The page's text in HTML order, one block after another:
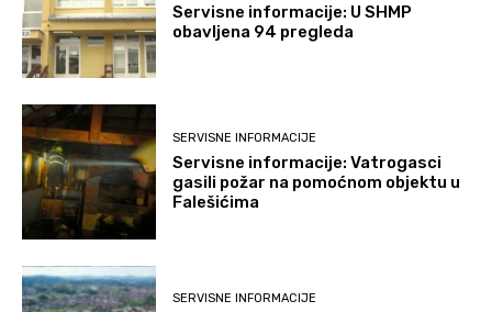
Servisne informacije: U SHMP
obavljena 94 pregleda
SERVISNE INFORMACIJE
Servisne informacije: Vatrogasci
gasili požar na pomoćnom objektu u
Falešićima
SERVISNE INFORMACIJE